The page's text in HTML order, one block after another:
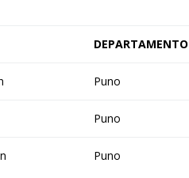
DEPARTAMENTO
Puno
Puno
Puno